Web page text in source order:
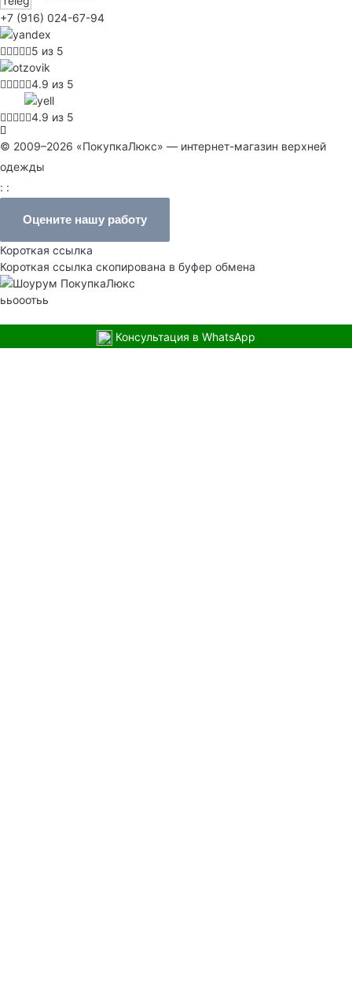
+7 (916) 024-67-94
5 из 5
4.9 из 5
4.9 из 5
© 2009–2026 «ПокупкаЛюкс» — интернет-магазин верхней
одежды
: :
Оцените нашу работу
Короткая ссылка
Короткая ссылка скопирована в буфер обмена
ььооотьь
Консультация в WhatsApp